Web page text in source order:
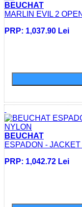
BEUCHAT
MARLIN EVIL 2
PRP: 1,037.90 Lei
BEUCHAT
ESPADON -
PRP: 1,042.72 Lei